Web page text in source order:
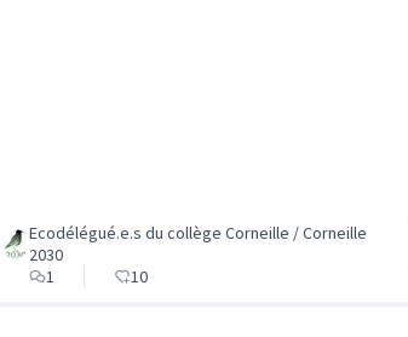
Ecodélégué.e.s du collège Corneille / Corneille
2030
1
10